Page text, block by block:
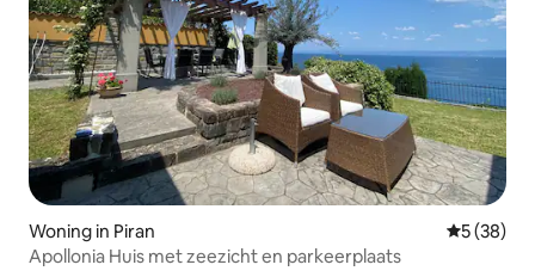
Woning in Piran
5 (38)
Apollonia Huis met zeezicht en parkeerplaats